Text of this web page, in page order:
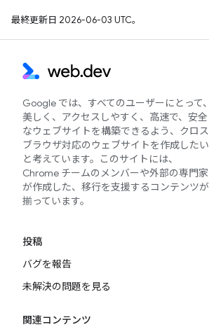
最終更新日 2026-06-03 UTC。
Google では、すべてのユーザーにとって、
美しく、アクセスしやすく、高速で、安全
なウェブサイトを構築できるよう、クロス
ブラウザ対応のウェブサイトを作成したい
と考えています。このサイトには、
Chrome チームのメンバーや外部の専門家
が作成した、移行を支援するコンテンツが
揃っています。
投稿
バグを報告
未解決の問題を見る
関連コンテンツ